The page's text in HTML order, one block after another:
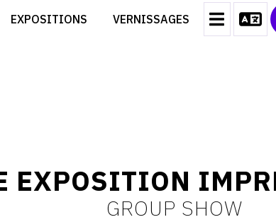
EXPOSITIONS VERNISSAGES
CATALOGUE D'EXPO
CONTACT
CGU
EXPOSITION
GROUP SHOW